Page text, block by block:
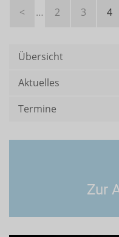
Übersicht
Aktuelles
Termine
Zur
< … 2 3 4